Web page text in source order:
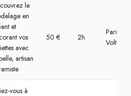
le
en
et
vos
avec
artisan
50 € 2h
Paris,
Voltaire
vous à